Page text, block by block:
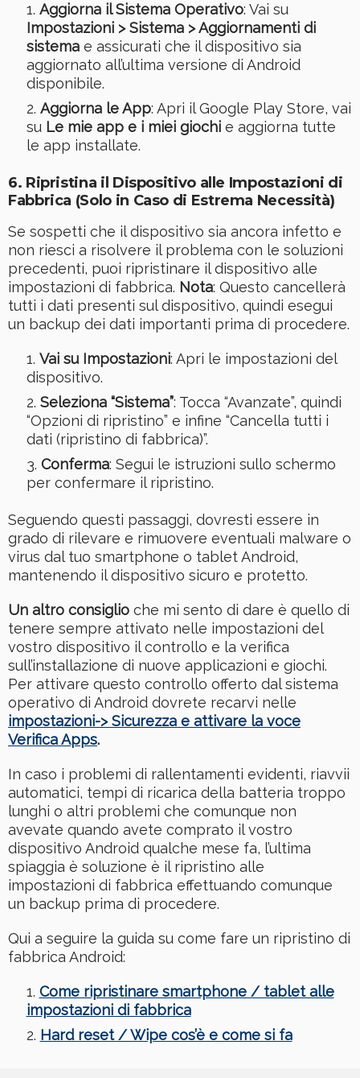
Aggiorna il Sistema Operativo: Vai su
Impostazioni > Sistema > Aggiornamenti di
sistemae assicurati che il dispositivo sia
aggiornato all’ultima versione di Android
disponibile.
Aggiorna le App: Apri il Google Play Store, vai
su Le mie app e i miei giochie aggiorna tutte
le app installate.
6. Ripristina il Dispositivo alle Impostazioni di
Fabbrica (Solo in Caso di Estrema Necessità)
Se sospetti che il dispositivo sia ancora infetto e
non riesci a risolvere il problema con le soluzioni
precedenti, puoi ripristinare il dispositivo alle
impostazioni di fabbrica. Nota: Questo cancellerà
tutti i dati presenti sul dispositivo, quindi esegui
un backup dei dati importanti prima di procedere.
Vai su Impostazioni: Apri le impostazioni del
dispositivo.
Seleziona “Sistema”: Tocca “Avanzate”, quindi
“Opzioni di ripristino” e infine “Cancella tutti i
dati (ripristino di fabbrica)”.
Conferma: Segui le istruzioni sullo schermo
per confermare il ripristino.
Seguendo questi passaggi, dovresti essere in
grado di rilevare e rimuovere eventuali malware o
virus dal tuo smartphone o tablet Android,
mantenendo il dispositivo sicuro e protetto.
Un altro consiglio che mi sento di dare è quello di
tenere sempre attivato nelle impostazioni del
vostro dispositivo il controllo e la verifica
sull’installazione di nuove applicazioni e giochi.
Per attivare questo controllo offerto dal sistema
operativo di Android dovrete recarvi nelle
impostazioni-> Sicurezza e attivare la voce
Verifica Apps.
In caso i problemi di rallentamenti evidenti, riavvii
automatici, tempi di ricarica della batteria troppo
lunghi o altri problemi che comunque non
avevate quando avete comprato il vostro
dispositivo Android qualche mese fa, l’ultima
spiaggia è soluzione è il ripristino alle
impostazioni di fabbrica effettuando comunque
un backup prima di procedere.
Qui a seguire la guida su come fare un ripristino di
fabbrica Android:
Come ripristinare smartphone / tablet alle
impostazioni di fabbrica
Hard reset / Wipe cos’è e come si fa